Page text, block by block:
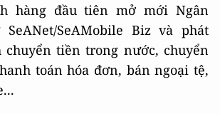
hàng đầu tiên mở mới Ngân
SeAMobile Biz và phát
chuyển tiền trong nước, chuyển
toán hóa đơn, bán ngoại tệ,